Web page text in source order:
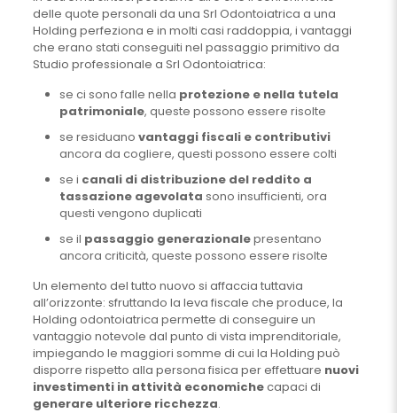
delle quote personali da una Srl Odontoiatrica a una
Holding perfeziona e in molti casi raddoppia, i vantaggi
che erano stati conseguiti nel passaggio primitivo da
Studio professionale a Srl Odontoiatrica:
se ci sono falle nella protezione e nella tutela
patrimoniale, queste possono essere risolte
se residuano vantaggi fiscali e contributivi
ancora da cogliere, questi possono essere colti
se i canali di distribuzione del reddito a
tassazione agevolata sono insufficienti, ora
questi vengono duplicati
se il passaggio generazionalepresentano
ancora criticità, queste possono essere risolte
Un elemento del tutto nuovo si affaccia tuttavia
all’orizzonte: sfruttando la leva fiscale che produce, la
Holding odontoiatrica permette di conseguire un
vantaggio notevole dal punto di vista imprenditoriale,
impiegando le maggiori somme di cui la Holding può
disporre rispetto alla persona fisica per effettuare nuovi
investimenti in attività economichecapaci di
generare ulteriore ricchezza.